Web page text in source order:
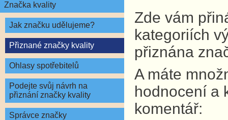
Značka kvality
Jak značku udělujeme?
Přiznané značky kvality
Ohlasy spotřebitelů
Podejte svůj návrh na
přiznání značky kvality
Správce značky
Zde vám
kategoriích
přiznána
A máte
hodnocení a
komentář: